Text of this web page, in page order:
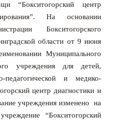
“Бокситогорский центр
На основании
Бокситогорского
области от 9 июня
Муниципального
учреждения для детей,
и медико-
центр диагностики и
учреждения изменено на
“Бокситогорский